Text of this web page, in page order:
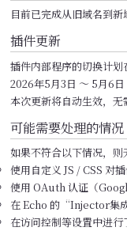
目前已完成从旧域名到新
插件更新
插件内部程序的切换计划
2026年5月3日 ～ 5月6日
本次更新将自动生效，无
可能需要处理的情况
如果不符合以下情况，则
使用自定义 JS / CSS 对
使用 OAuth 认证（
在 Echo 的“Injector集
在访问控制等设置中进